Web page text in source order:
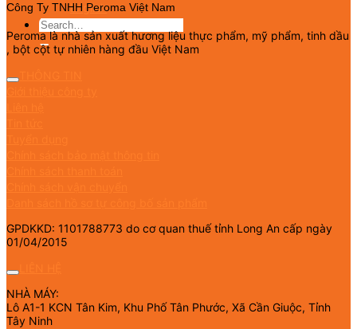
English
Công Ty TNHH Peroma Việt Nam
Peroma là nhà sản xuất hương liệu thực phẩm, mỹ phẩm, tinh dầu
, bột cột tự nhiên hàng đầu Việt Nam
GPDKKD: 1101788773 do cơ quan thuế tỉnh Long An cấp ngày
01/04/2015
NHÀ MÁY:
Lô A1-1 KCN Tân Kim, Khu Phố Tân Phước, Xã Cần Giuộc, Tỉnh
Tây Ninh